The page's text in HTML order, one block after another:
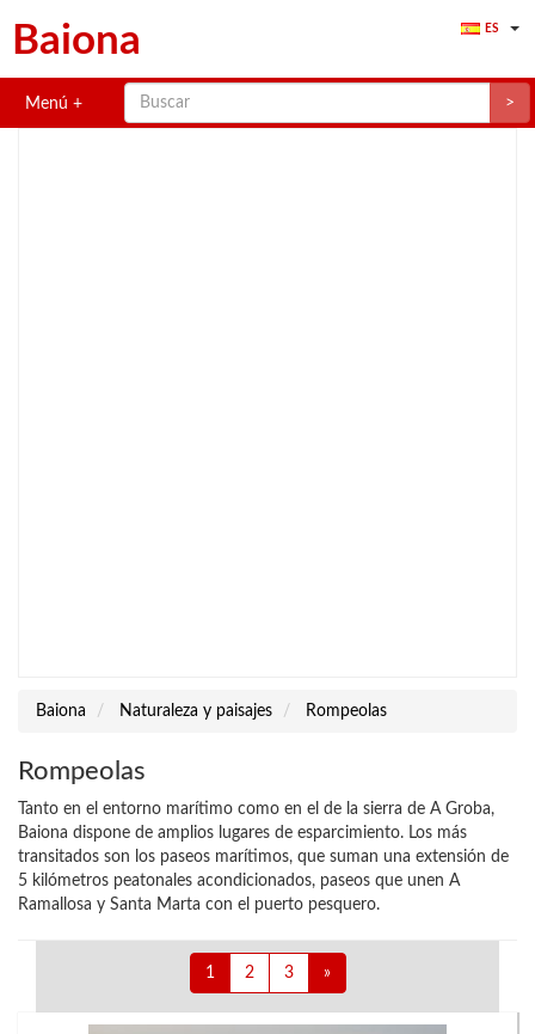
Baiona ES
Menú >
Baiona Naturaleza y paisajes Rompeolas
Rompeolas
Tanto en el entorno marítimo como en el de la sierra de A Groba,
Baiona dispone de amplios lugares de esparcimiento. Los más
transitados son los paseos marítimos, que suman una extensión de
5 kilómetros peatonales acondicionados, paseos que unen A
Ramallosa y Santa Marta con el puerto pesquero.
1 2 3 »